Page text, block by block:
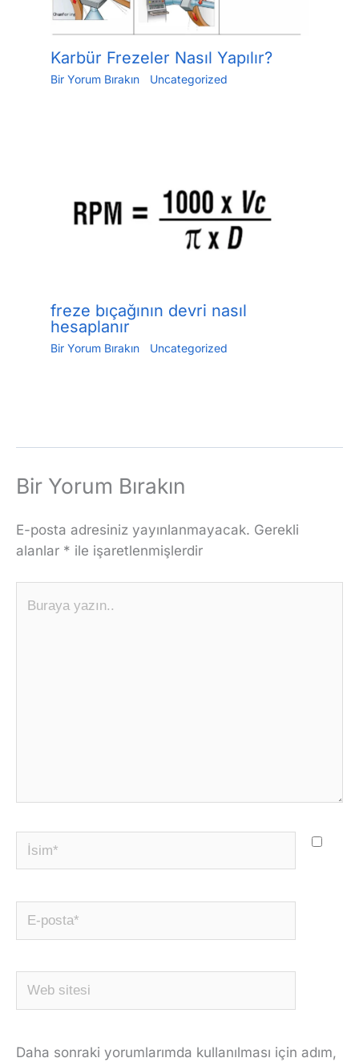
Karbür Frezeler Nasıl Yapılır?
Bir Yorum Bırakın Uncategorized
freze bıçağının devri nasıl
hesaplanır
Bir Yorum Bırakın Uncategorized
Bir Yorum Bırakın
E-posta adresiniz yayınlanmayacak. Gerekli
alanlar * ile işaretlenmişlerdir
yazın..
İsim*
E-
posta*
Web
Daha sonraki yorumlarımda kullanılması için adım,